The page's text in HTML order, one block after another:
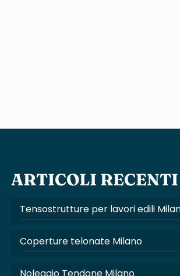
ARTICOLI RECENTI
Tensostrutture per lavori edili
Coperture telonate Milano